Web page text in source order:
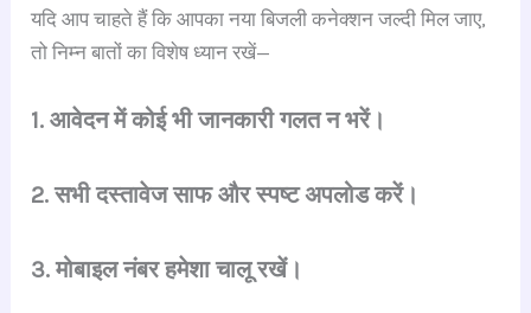
यदि आप चाहते हैं कि आपका नया बिजली कनेक्शन जल्दी मिल जाए,
तो निम्न बातों का विशेष ध्यान रखें—
1. आवेदन में कोई भी जानकारी गलत न भरें।
2. सभी दस्तावेज साफ और स्पष्ट अपलोड करें।
3. मोबाइल नंबर हमेशा चालू रखें।